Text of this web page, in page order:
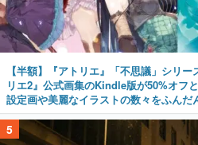
【半額】『アトリエ』「不思議」シリ
リエ2』公式画集のKindle版が50%オフ
設定画や美麗なイラストの数々をふんだ